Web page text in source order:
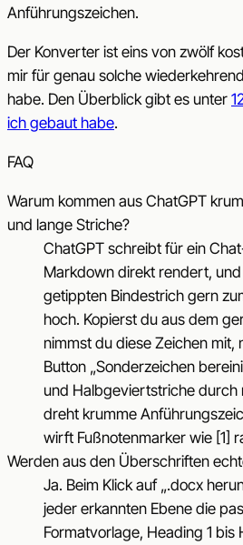
Anführungszeichen.
Der Konverter ist eins von zwölf
mir für genau solche
habe. Den Überblick gibt es unter
ich gebaut habe.
FAQ
Warum kommen aus ChatGPT
und lange Striche?
ChatGPT schreibt für ein
Markdown direkt rendert,
getippten Bindestrich gern
hoch. Kopierst du aus dem
nimmst du diese Zeichen mit,
Button „Sonderzeichen
und Halbgeviertstriche durch
dreht krumme
wirft Fußnotenmarker wie [1]
Werden aus den Überschriften
Ja. Beim Klick auf „.docx
jeder erkannten Ebene die
Formatvorlage, Heading 1 bis